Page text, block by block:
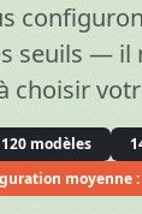
seuils — il
choisir
modèles
moyenne :